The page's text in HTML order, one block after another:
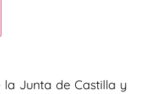
la Junta de Castilla y